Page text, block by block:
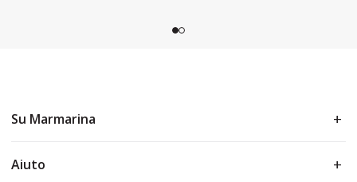
Su Marmarina
Aiuto